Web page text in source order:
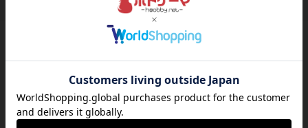
ライナー・クニツィア クラウス・トイバー
ヴォルフガング・クラマー ウヴェ・ローゼンベルク
フリードマン・フリーゼ